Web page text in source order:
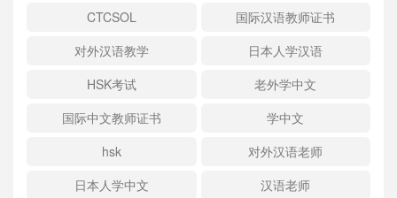
CTCSOL
国际汉语教师证书
对外汉语教学
日本人学汉语
HSK考试
老外学中文
国际中文教师证书
学中文
hsk
对外汉语老师
日本人学中文
汉语老师